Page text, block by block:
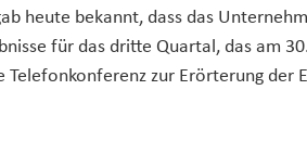
heute bekannt, dass das
für das dritte Quartal, das am
zur Erörterung der